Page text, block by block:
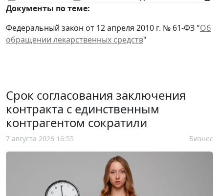
Документы по теме:
Федеральный закон от 12 апреля 2010 г. № 61-ФЗ "Об
обращении лекарственных средств"
Срок согласования заключения
контракта с единственным
контрагентом сократили
7 августа 2026 16:55 Бизнес